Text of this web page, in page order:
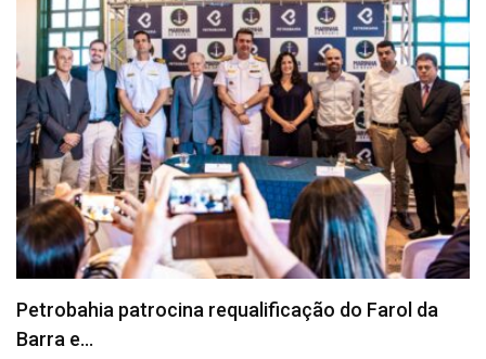
Vacina contra a dengue está disponível na rede…
Agosto 8, 2026